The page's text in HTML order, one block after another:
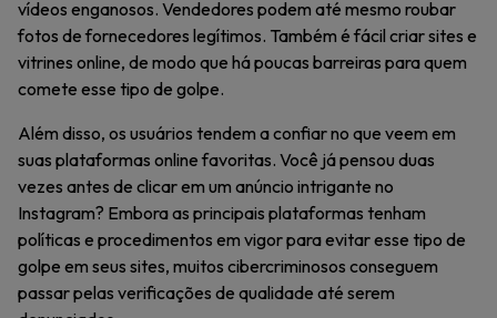
vídeos enganosos. Vendedores podem até mesmo roubar
fotos de fornecedores legítimos. Também é fácil criar sites e
vitrines online, de modo que há poucas barreiras para quem
comete esse tipo de golpe.
Além disso, os usuários tendem a confiar no que veem em
suas plataformas online favoritas. Você já pensou duas
vezes antes de clicar em um anúncio intrigante no
Instagram? Embora as principais plataformas tenham
políticas e procedimentos em vigor para evitar esse tipo de
golpe em seus sites, muitos cibercriminosos conseguem
passar pelas verificações de qualidade até serem